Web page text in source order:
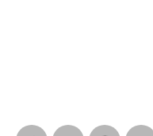
Número de teléfono